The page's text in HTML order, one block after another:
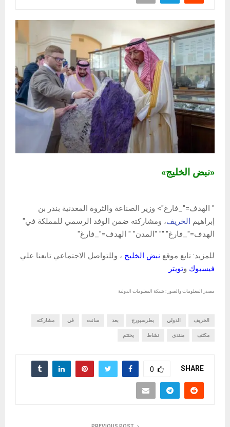
«نبض الخليج»
" الهدف="_فارغ"> وزير الصناعة والثروة المعدنية بندر بن
إبراهيم الخريف، ومشاركته ضمن الوفد الرسمي للمملكة في"
الهدف="_فارغ" "" "المدن" " الهدف="_فارغ"
للمزيد: تابع موقع نبض الخليج ، وللتواصل الاجتماعي تابعنا علي
فيسبوك وتويتر
مصدر المعلومات والصور : شبكة المعلومات الدولية
الخريف الدولي بطرسبورج بعد سانت في مشاركته
مكثف منتدى نشاط يختتم
SHARE
0